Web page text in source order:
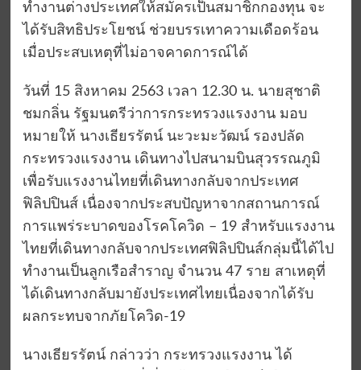
ทำงานต่างประเทศให้สมัครเป็นสมาชิกกองทุน จะ
ได้รับสิทธิประโยชน์ ช่วยบรรเทาความเดือดร้อน
เมื่อประสบเหตุที่ไม่อาจคาดการณ์ได้
วันที่ 15 สิงหาคม 2563 เวลา 12.30 น. นายสุชาติ
ชมกลิ่น รัฐมนตรีว่าการกระทรวงแรงงาน มอบ
หมายให้ นางเธียรรัตน์ นะวะมะวัฒน์ รองปลัด
กระทรวงแรงงาน เดินทางไปสนามบินสุวรรณภูมิ
เพื่อรับแรงงานไทยที่เดินทางกลับจากประเทศ
ฟิลิปปินส์ เนื่องจากประสบปัญหาจากสถานการณ์
การแพร่ระบาดของโรคโควิด – 19 สำหรับแรงงาน
ไทยที่เดินทางกลับจากประเทศฟิลิปปินส์กลุ่มนี้ได้ไป
ทำงานเป็นลูกเรือสำราญ จำนวน 47 ราย สาเหตุที่
ได้เดินทางกลับมายังประเทศไทยเนื่องจากได้รับ
ผลกระทบจากภัยโควิด-19
นางเธียรรัตน์ กล่าวว่า กระทรวงแรงงาน ได้